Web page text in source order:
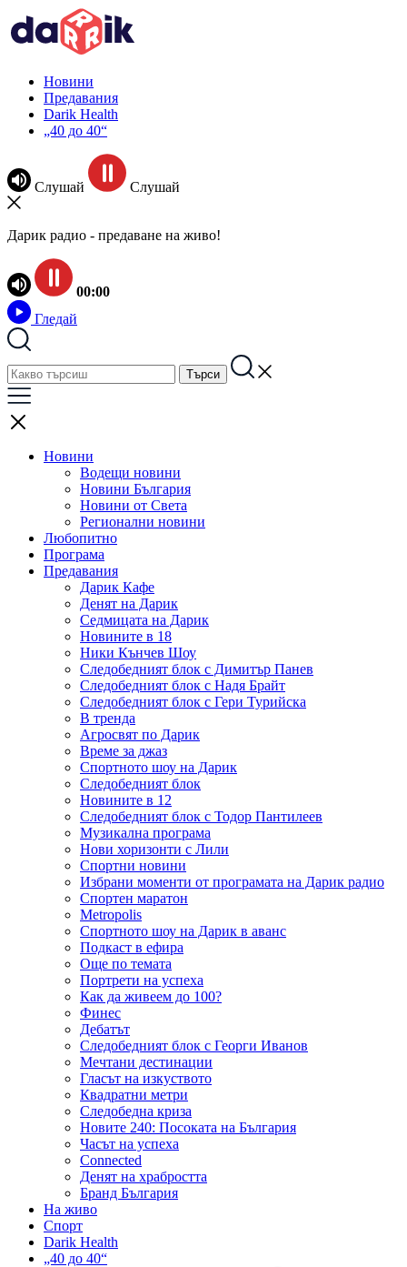
Новини
Предавания
Darik Health
„40 до 40“
Слушай Слушай
Дарик радио - предаване на живо!
00:00
Гледай
Новини
Водещи новини
Новини България
Новини от Света
Регионални новини
Любопитно
Програма
Предавания
Дарик Кафе
Денят на Дарик
Седмицата на Дарик
Новините в 18
Ники Кънчев Шоу
Следобедният блок с Димитър Панев
Следобедният блок с Надя Брайт
Следобедният блок с Гери Турийска
В тренда
Агросвят по Дарик
Време за джаз
Спортното шоу на Дарик
Следобедният блок
Новините в 12
Следобедният блок с Тодор Пантилеев
Музикална програма
Нови хоризонти с Лили
Спортни новини
Избрани моменти от програмата на Дарик радио
Спортен маратон
Metropolis
Спортното шоу на Дарик в аванс
Подкаст в ефира
Още по темата
Портрети на успеха
Как да живеем до 100?
Финес
Дебатът
Следобедният блок с Георги Иванов
Мечтани дестинации
Гласът на изкуството
Квадратни метри
Следобедна криза
Новите 240: Посоката на България
Часът на успеха
Connected
Денят на храбростта
Бранд България
На живо
Спорт
Darik Health
„40 до 40“